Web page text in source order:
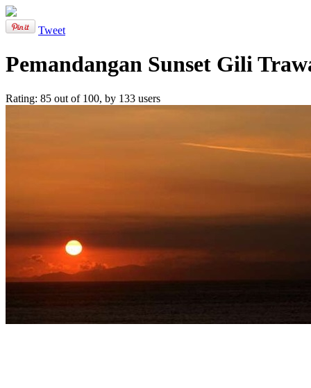
Tweet
Pemandangan Sunset Gili
Rating: 85 out of 100, by 133 users